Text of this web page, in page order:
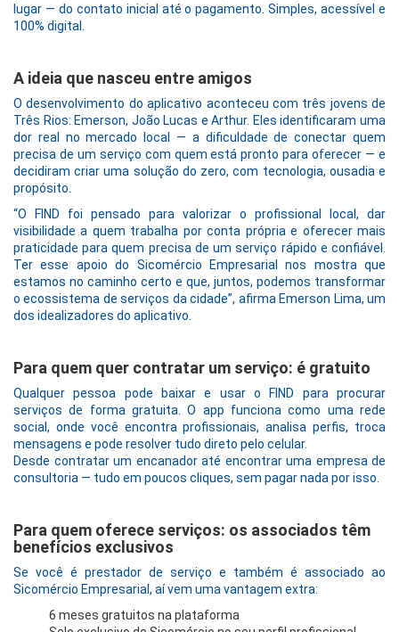
lugar — do contato inicial até o pagamento. Simples, acessível e
100% digital.
A ideia que nasceu entre amigos
O desenvolvimento do aplicativo aconteceu com três jovens de
Três Rios: Emerson, João Lucas e Arthur. Eles identificaram uma
dor real no mercado local — a dificuldade de conectar quem
precisa de um serviço com quem está pronto para oferecer — e
decidiram criar uma solução do zero, com tecnologia, ousadia e
propósito.
“O FIND foi pensado para valorizar o profissional local, dar
visibilidade a quem trabalha por conta própria e oferecer mais
praticidade para quem precisa de um serviço rápido e confiável.
Ter esse apoio do Sicomércio Empresarial nos mostra que
estamos no caminho certo e que, juntos, podemos transformar
o ecossistema de serviços da cidade”, afirma Emerson Lima, um
dos idealizadores do aplicativo.
Para quem quer contratar um serviço: é gratuito
Qualquer pessoa pode baixar e usar o FIND para procurar
serviços de forma gratuita. O app funciona como uma rede
social, onde você encontra profissionais, analisa perfis, troca
mensagens e pode resolver tudo direto pelo celular.
Desde contratar um encanador até encontrar uma empresa de
consultoria — tudo em poucos cliques, sem pagar nada por isso.
Para quem oferece serviços: os associados têm
benefícios exclusivos
Se você é prestador de serviço e também é associado ao
Sicomércio Empresarial, aí vem uma vantagem extra:
6 meses gratuitos na plataforma